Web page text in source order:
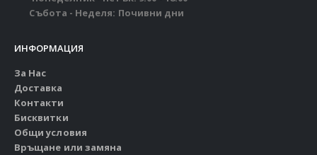
Събота - Неделя: Почивни дни
ИНФОРМАЦИЯ
За Нас
Доставка
Контакти
Бисквитки
Общи условия
Връщане или замяна